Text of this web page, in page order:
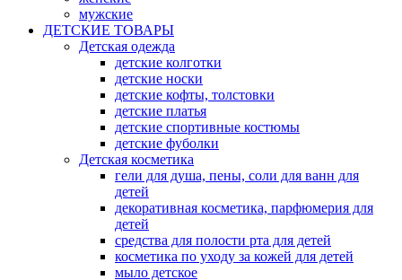
мужские
ДЕТСКИЕ ТОВАРЫ
Детская одежда
детские колготки
детские носки
детские кофты, толстовки
детские платья
детские спортивные костюмы
детские фуболки
Детская косметика
гели для душа, пены, соли для ванн для
детей
декоративная косметика, парфюмерия для
детей
средства для полости рта для детей
косметика по уходу за кожей для детей
мыло детское